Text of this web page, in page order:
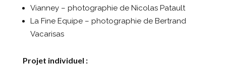
Vianney – photographie de Nicolas Patault
La Fine Equipe – photographie de Bertrand
Vacarisas
Projet individuel :